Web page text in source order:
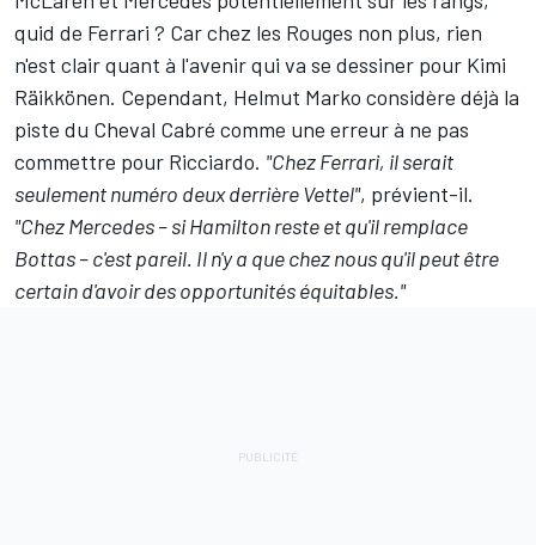
quid de Ferrari ? Car chez les Rouges non plus, rien
n'est clair quant à l'avenir qui va se dessiner pour Kimi
Räikkönen. Cependant, Helmut Marko considère déjà la
piste du Cheval Cabré comme une erreur à ne pas
commettre pour Ricciardo. "Chez Ferrari, il serait
seulement numéro deux derrière Vettel", prévient-il.
"Chez Mercedes – si Hamilton reste et qu'il remplace
Bottas – c'est pareil. Il n'y a que chez nous qu'il peut être
certain d'avoir des opportunités équitables."